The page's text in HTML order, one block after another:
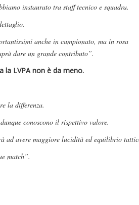
instaurato tra staff tecnico e squadra.
anche in campionato, ma in rosa
dare un grande contributo”.
la LVPA non è da meno.
la differenza.
conoscono il rispettivo valore.
ad avere maggiore lucidità ed equilibrio
match”.